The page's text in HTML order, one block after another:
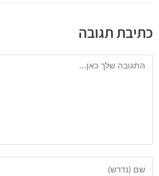
כתיבת תגובה